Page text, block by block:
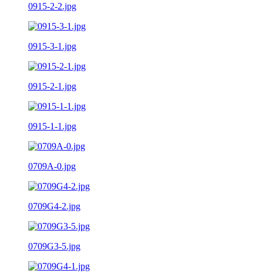
0915-2-2.jpg
0915-3-1.jpg
0915-2-1.jpg
0915-1-1.jpg
0709A-0.jpg
0709G4-2.jpg
0709G3-5.jpg